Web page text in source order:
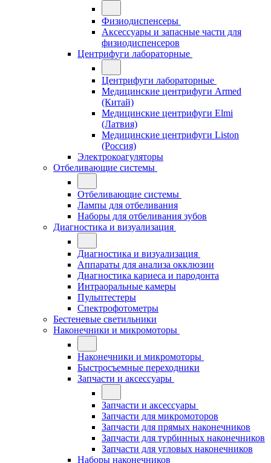
Физиодиспенсеры
Аксессуары и запасные части для
физиодиспенсеров
Центрифуги лабораторные
Центрифуги лабораторные
Медицинские центрифуги Armed
(Китай)
Медицинские центрифуги Elmi
(Латвия)
Медицинские центрифуги Liston
(Россия)
Электрокоагуляторы
Отбеливающие системы
Отбеливающие системы
Лампы для отбеливания
Наборы для отбеливания зубов
Диагностика и визуализация
Диагностика и визуализация
Аппараты для анализа окклюзии
Диагностика кариеса и пародонта
Интраоральные камеры
Пульптестеры
Спектрофотометры
Бестеневые светильники
Наконечники и микромоторы
Наконечники и микромоторы
Быстросъемные переходники
Запчасти и аксессуары
Запчасти и аксессуары
Запчасти для микромоторов
Запчасти для прямых наконечников
Запчасти для турбинных наконечников
Запчасти для угловых наконечников
Наборы наконечников